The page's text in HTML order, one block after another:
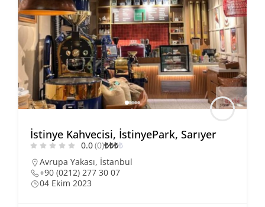
İstinye Kahvecisi, İstinyePark, Sarıyer
0.0(0)₺₺₺₺
Avrupa Yakası, İstanbul
+90 (0212) 277 30 07
04 Ekim 2023